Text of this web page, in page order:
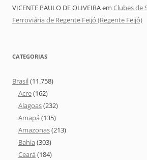
VICENTE PAULO DE OLIVEIRAem Clubes de
Ferroviária de Regente Feijó (Regente Feijó)
CATEGORIAS
Brasil(11.758)
Acre(162)
Alagoas(232)
Amapá (135)
Amazonas(213)
Bahia (303)
Ceará (184)